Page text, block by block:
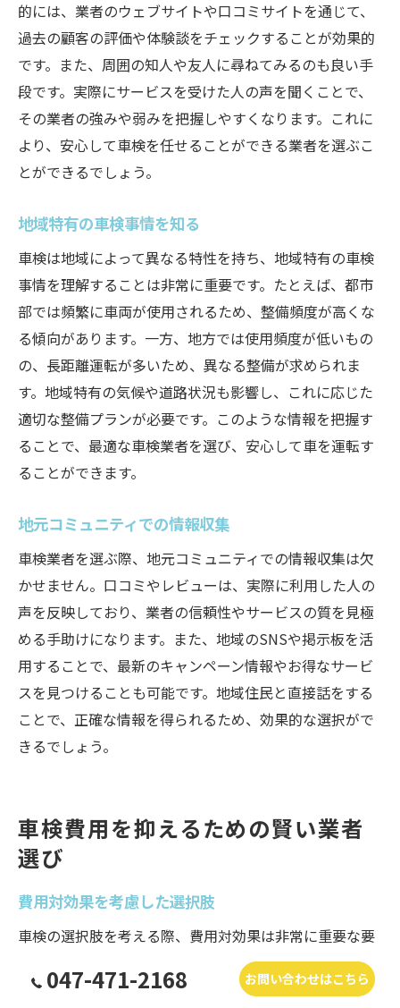
的には、業者のウェブサイトや口コミサイトを通じて、
過去の顧客の評価や体験談をチェックすることが効果的
です。また、周囲の知人や友人に尋ねてみるのも良い手
段です。実際にサービスを受けた人の声を聞くことで、
その業者の強みや弱みを把握しやすくなります。これに
より、安心して車検を任せることができる業者を選ぶこ
とができるでしょう。
地域特有の車検事情を知る
車検は地域によって異なる特性を持ち、地域特有の車検
事情を理解することは非常に重要です。たとえば、都市
部では頻繁に車両が使用されるため、整備頻度が高くな
る傾向があります。一方、地方では使用頻度が低いもの
の、長距離運転が多いため、異なる整備が求められま
す。地域特有の気候や道路状況も影響し、これに応じた
適切な整備プランが必要です。このような情報を把握す
ることで、最適な車検業者を選び、安心して車を運転す
ることができます。
地元コミュニティでの情報収集
車検業者を選ぶ際、地元コミュニティでの情報収集は欠
かせません。口コミやレビューは、実際に利用した人の
声を反映しており、業者の信頼性やサービスの質を見極
める手助けになります。また、地域のSNSや掲示板を活
用することで、最新のキャンペーン情報やお得なサービ
スを見つけることも可能です。地域住民と直接話をする
ことで、正確な情報を得られるため、効果的な選択がで
きるでしょう。
車検費用を抑えるための賢い業者
選び
費用対効果を考慮した選択肢
車検の選択肢を考える際、費用対効果は非常に重要な要
素です。まず、複数の車検業者から見積もりを取得し、
料金だけでなく提供されるサービス内容を比較すること
047-471-2168 お問い合わせはこちら